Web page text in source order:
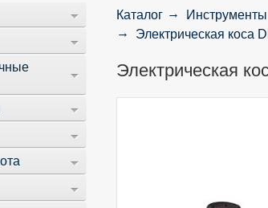
Каталог Инструменты
Электрическая коса
Электрическая